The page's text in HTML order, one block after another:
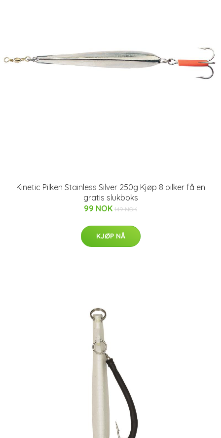
Kinetic Pilken Stainless Silver 250g Kjøp 8 pilker få en
gratis slukboks
99 NOK 149 NOK
KJØP NÅ